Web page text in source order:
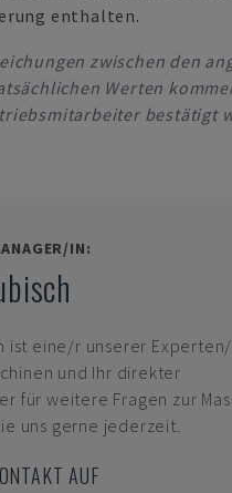
enthalten.
zwischen den
Werten
bestätigt
IN:
ist eine/r unserer
und Ihr direkter
für weitere Fragen zur
uns gerne jederzeit.
AUF